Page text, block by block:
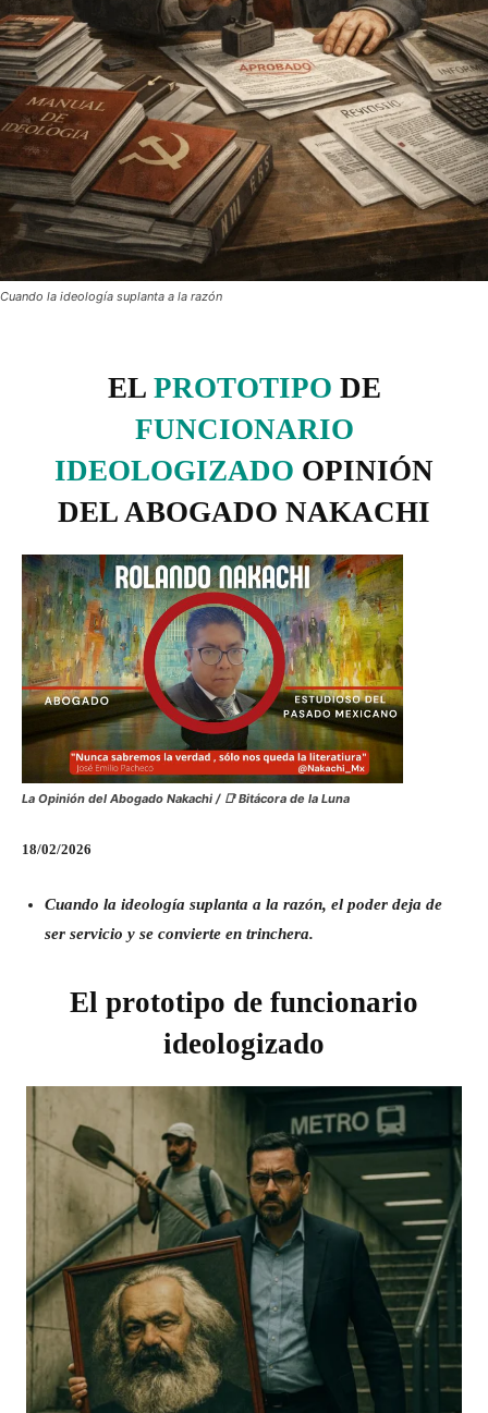
Cuando la ideología suplanta a la razón
EL PROTOTIPO DE
FUNCIONARIO
IDEOLOGIZADO OPINIÓN
DEL ABOGADO NAKACHI
La Opinión del Abogado Nakachi / 📑 Bitácora de la Luna
18/02/2026
Cuando la ideología suplanta a la razón, el poder deja de
ser servicio y se convierte en trinchera.
El prototipo de funcionario
ideologizado